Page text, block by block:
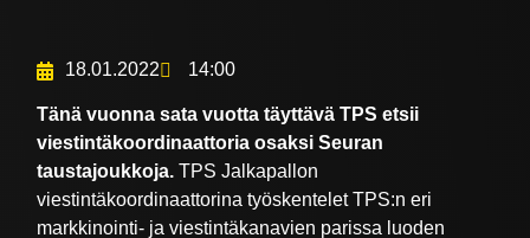
18.01.2022 14:00
Tänä vuonna sata vuotta täyttävä TPS etsii
viestintäkoordinaattoria osaksi Seuran
taustajoukkoja. TPS Jalkapallon
viestintäkoordinaattorina työskentelet TPS:n eri
markkinointi- ja viestintäkanavien parissa luoden